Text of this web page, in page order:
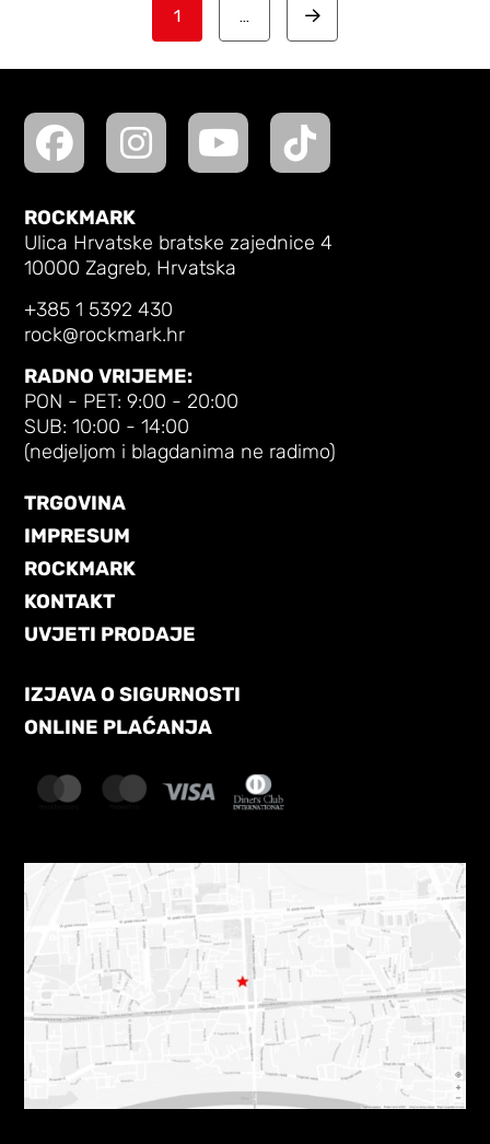
1 … Next
ROCKMARK
Ulica Hrvatske bratske zajednice 4
10000 Zagreb, Hrvatska
+385 1 5392 430
rock@rockmark.hr
RADNO VRIJEME:
PON - PET: 9:00 - 20:00
SUB: 10:00 - 14:00
(nedjeljom i blagdanima ne radimo)
TRGOVINA
IMPRESUM
ROCKMARK
KONTAKT
UVJETI PRODAJE
IZJAVA O SIGURNOSTI
ONLINE PLAĆANJA